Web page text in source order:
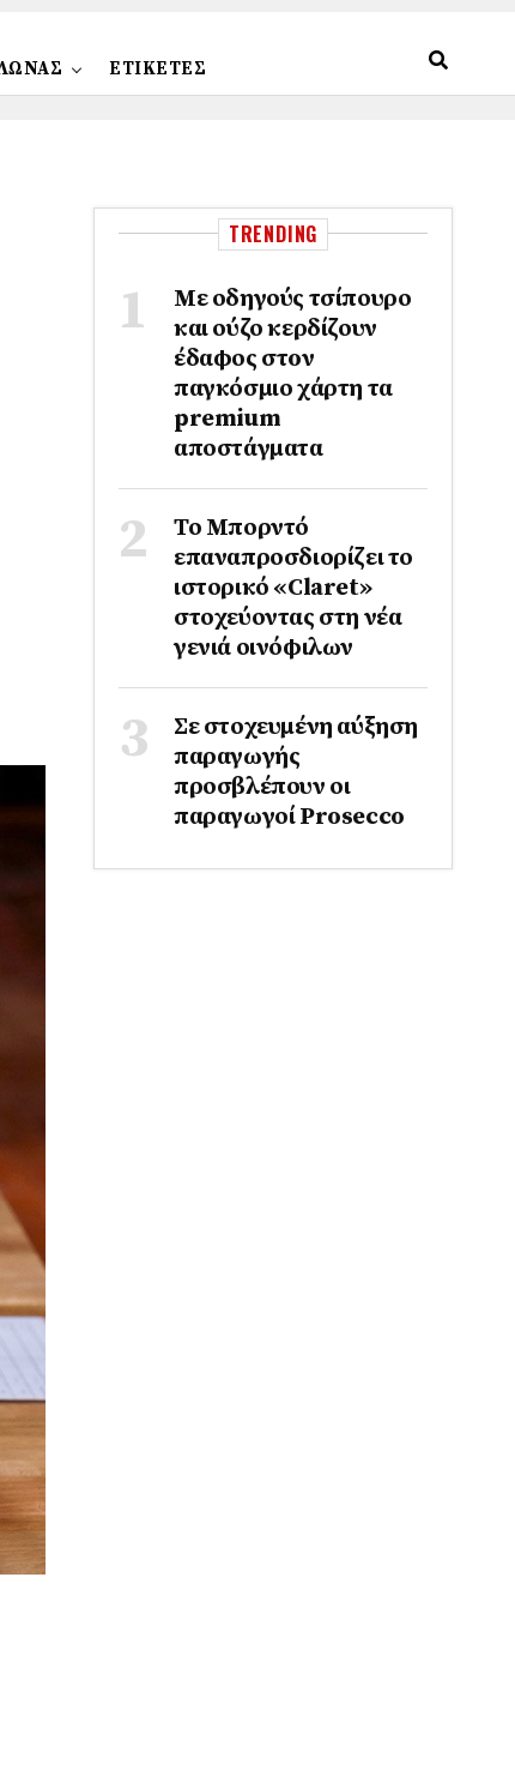
ΕΤΙΚΕΤΕΣ
TRENDING
Με οδηγούς τσίπουρο
και ούζο κερδίζουν
έδαφος στoν
παγκόσμιο χάρτη τα
premium
αποστάγματα
Το Μπορντό
επαναπροσδιορίζει το
ιστορικό «Claret»
στοχεύοντας στη νέα
γενιά οινόφιλων
Σε στοχευμένη αύξηση
παραγωγής
προσβλέπουν οι
παραγωγοί Prosecco